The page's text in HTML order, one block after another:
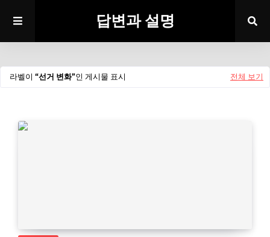
답변과 설명
라벨이 선거 변화 인 게시물 표시 전체 보기